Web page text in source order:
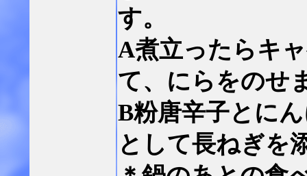
す。
A煮立ったらキ
て、にらをのせ
B粉唐辛子とに
として長ねぎを